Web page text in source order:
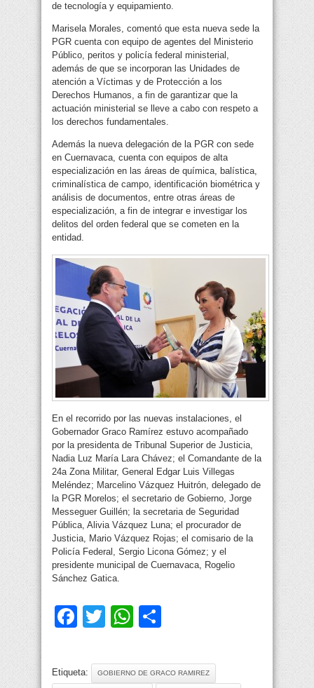
de tecnología y equipamiento.
Marisela Morales, comentó que esta nueva sede la
PGR cuenta con equipo de agentes del Ministerio
Público, peritos y policía federal ministerial,
además de que se incorporan las Unidades de
atención a Víctimas y de Protección a los
Derechos Humanos, a fin de garantizar que la
actuación ministerial se lleve a cabo con respeto a
los derechos fundamentales.
Además la nueva delegación de la PGR con sede
en Cuernavaca, cuenta con equipos de alta
especialización en las áreas de química, balística,
criminalística de campo, identificación biométrica y
análisis de documentos, entre otras áreas de
especialización, a fin de integrar e investigar los
delitos del orden federal que se cometen en la
entidad.
En el recorrido por las nuevas instalaciones, el
Gobernador Graco Ramírez estuvo acompañado
por la presidenta de Tribunal Superior de Justicia,
Nadia Luz María Lara Chávez; el Comandante de la
24a Zona Militar, General Edgar Luis Villegas
Meléndez; Marcelino Vázquez Huitrón, delegado de
la PGR Morelos; el secretario de Gobierno, Jorge
Messeguer Guillén; la secretaria de Seguridad
Pública, Alivia Vázquez Luna; el procurador de
Justicia, Mario Vázquez Rojas; el comisario de la
Policía Federal, Sergio Licona Gómez; y el
presidente municipal de Cuernavaca, Rogelio
Sánchez Gatica.
Facebook
TwitterWhatsApp
Etiqueta: GOBIERNO DE GRACO RAMIREZ